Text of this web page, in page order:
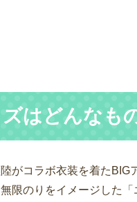
はどんなも
がコラボ衣装を着た
限のりをイメージした